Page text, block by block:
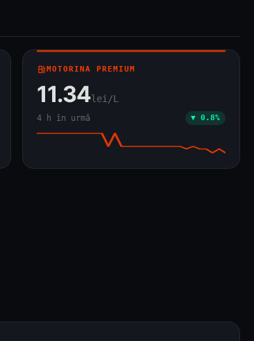
local_gas_stationMOTORINA PREMIUM
11.34lei/L
4 h în urmă ▼ 0.8%